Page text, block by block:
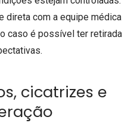
direta com a equipe médica
caso é possível ter retirada
cicatrizes e